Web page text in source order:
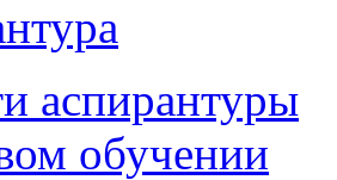
аспирантуры
обучении